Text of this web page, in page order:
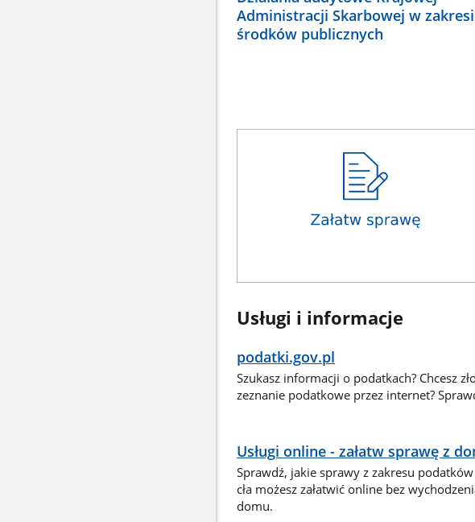
Administracji Skarbowej w
środków publicznych
Usługi i informacje
podatki.gov.pl
Szukasz informacji o podatkach? Chcesz
zeznanie podatkowe przez internet?
Usługi online - załatw sprawę z
Sprawdź, jakie sprawy z zakresu
cła możesz załatwić online bez
domu.